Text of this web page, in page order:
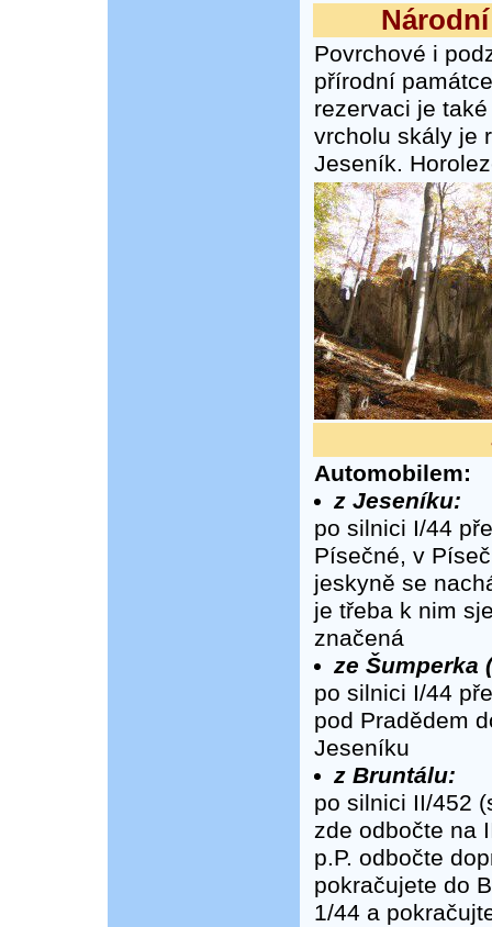
Povrchové i
přírodní
rezervaci je
vrcholu skály je
Jeseník.
Automobilem:
z Jeseníku:
po silnici I/44
Písečné, v
jeskyně se
je třeba k nim
značená
ze Šumperka
po silnici I/44
pod Pradědem
Jeseníku
z Bruntálu:
po silnici II/452
zde odbočte na
p.P. odbočte
pokračujete do
1/44 a